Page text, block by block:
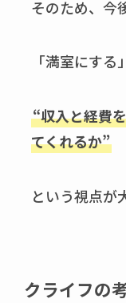
そのため、今
「満室にする
“収入と経費
てくれるか”
という視点が
クライフの